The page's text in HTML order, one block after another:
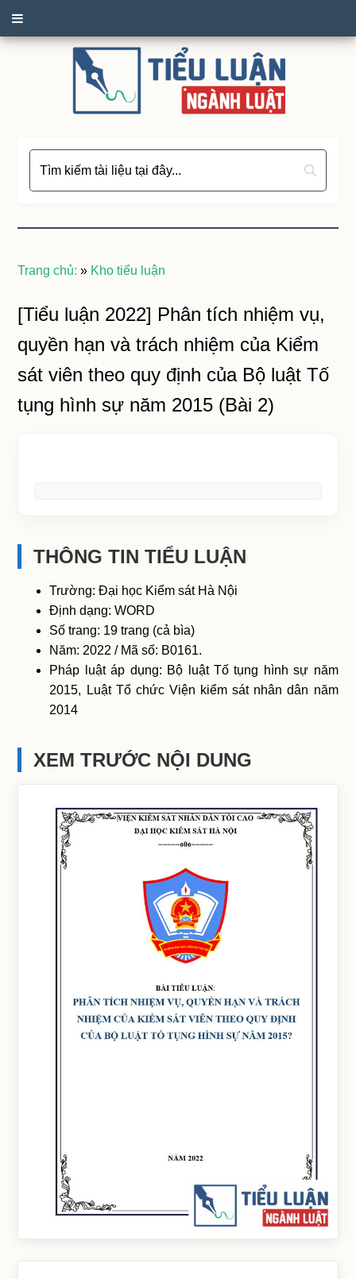
Trang chủ: » Kho tiểu luận
[Tiểu luận 2022] Phân tích nhiệm vụ,
quyền hạn và trách nhiệm của Kiểm
sát viên theo quy định của Bộ luật Tố
tụng hình sự năm 2015 (Bài 2)
THÔNG TIN TIỂU LUẬN
Trường: Đại học Kiểm sát Hà Nội
Định dạng: WORD
Số trang: 19 trang (cả bìa)
Năm: 2022 / Mã số: B0161.
Pháp luật áp dụng: Bộ luật Tố tụng hình sự năm
2015, Luật Tổ chức Viện kiểm sát nhân dân năm
2014
XEM TRƯỚC NỘI DUNG